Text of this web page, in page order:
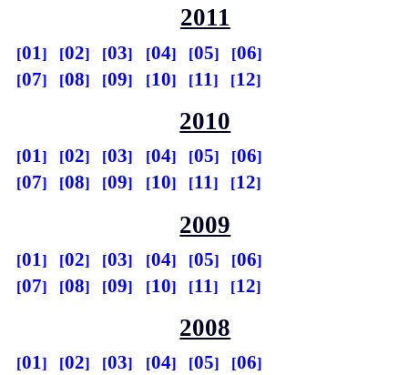
2011
01 02 03 04 05
06
07
08 09 10 11 12
2010
01 02 03 04 05
06
07
08 09 10 11 12
2009
01 02 03 04 05
06
07
08 09 10 11 12
2008
01 02 03 04 05
06